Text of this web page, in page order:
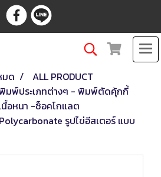
มด
ALL PRODUCT
มพ์ประเภทต่างๆ - พิมพ์ตัดคุ้กกี้
อหนา -ช็อคโกแลต
รูปไข่อีสเตอร์ แบบ